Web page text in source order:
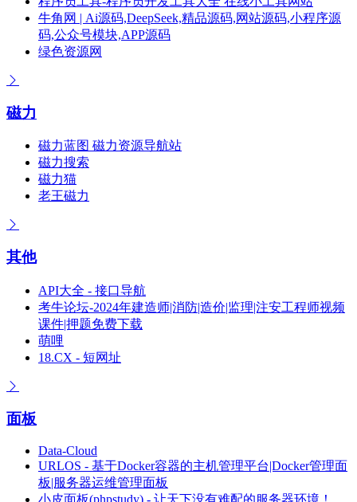
牛角网 | Ai源码,DeepSeek,精品源码,网站源码,小程序源
码,公众号模块,APP源码
绿色资源网
磁力
磁力蓝图 磁力资源导航站
磁力搜索
磁力猫
老王磁力
其他
API大全 - 接口导航
考牛论坛-2024年建造师|消防|造价|监理|注安工程师视频
课件|押题免费下载
萌哩
18.CX - 短网址
面板
Data-Cloud
URLOS - 基于Docker容器的主机管理平台|Docker管理面
板|服务器运维管理面板